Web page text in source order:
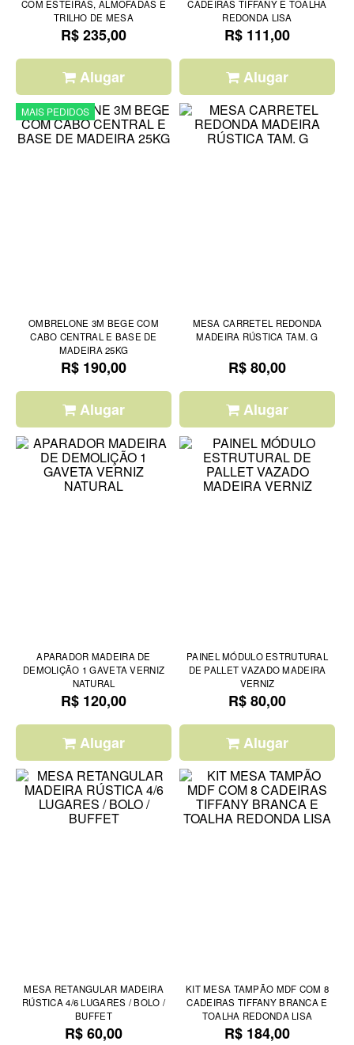
COM ESTEIRAS, ALMOFADAS E
TRILHO DE MESA
R$ 235,00
Alugar
CADEIRAS TIFFANY E TOALHA
REDONDA LISA
R$ 111,00
Alugar
MAIS PEDIDOS
OMBRELONE 3M BEGE COM
CABO CENTRAL E BASE DE
MADEIRA 25KG
R$ 190,00
Alugar
MESA CARRETEL REDONDA
MADEIRA RÚSTICA TAM. G
R$ 80,00
Alugar
APARADOR MADEIRA DE
DEMOLIÇÃO 1 GAVETA VERNIZ
NATURAL
R$ 120,00
Alugar
PAINEL MÓDULO ESTRUTURAL
DE PALLET VAZADO MADEIRA
VERNIZ
R$ 80,00
Alugar
MESA RETANGULAR MADEIRA
RÚSTICA 4/6 LUGARES / BOLO /
BUFFET
R$ 60,00
KIT MESA TAMPÃO MDF COM 8
CADEIRAS TIFFANY BRANCA E
TOALHA REDONDA LISA
R$ 184,00